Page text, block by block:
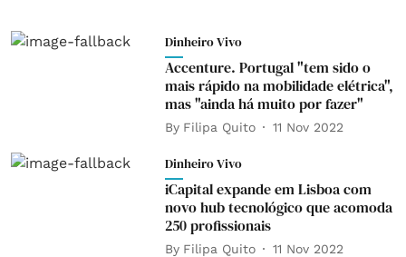
Dinheiro Vivo
Accenture. Portugal "tem sido o
mais rápido na mobilidade elétrica",
mas "ainda há muito por fazer"
By Filipa Quito 11 Nov 2022
Dinheiro Vivo
iCapital expande em Lisboa com
novo hub tecnológico que acomoda
250 profissionais
By Filipa Quito 11 Nov 2022